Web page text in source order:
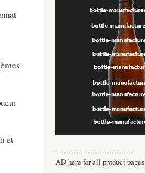
et
----------------------------------
AD here for all product pages